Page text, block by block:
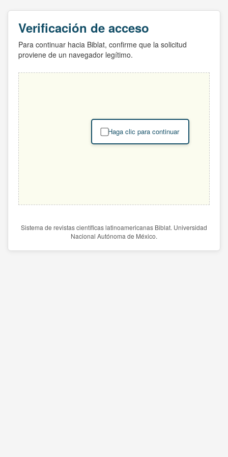
Verificación de acceso
Para continuar hacia Biblat, confirme que la solicitud
proviene de un navegador legítimo.
Haga clic para continuar
Sistema de revistas científicas latinoamericanas Biblat. Universidad
Nacional Autónoma de México.